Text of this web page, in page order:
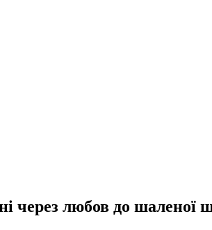
через любов до шаленої